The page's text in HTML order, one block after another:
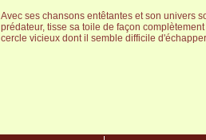
Avec ses chansons entêtantes et son univers
prédateur, tisse sa toile de façon
cercle vicieux dont il semble difficile